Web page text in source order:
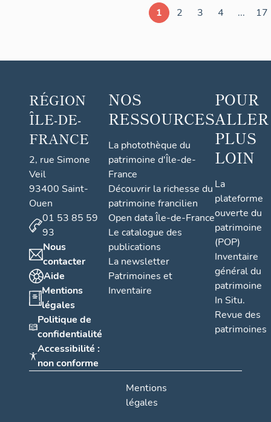
(non
1 2 3 4 ... 17
RÉGION
ÎLE-DE-
FRANCE
2, rue Simone
Veil
93400 Saint-
Ouen
01 53 85 59
93
Nous
contacter
Aide
Mentions
légales
Politique de
confidentialité
Accessibilité :
non conforme
NOS
RESSOURCES
La photothèque du
patrimoine d'Île-de-
France
Découvrir la richesse du
patrimoine francilien
Open data Île-de-France
Le catalogue des
publications
La newsletter
Patrimoines et
Inventaire
POUR
ALLER
PLUS
LOIN
La
plateforme
ouverte du
patrimoine
(POP)
Inventaire
général du
patrimoine
In Situ.
Revue des
patrimoines
Mentions
légales